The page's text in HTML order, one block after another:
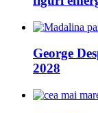
George
2028